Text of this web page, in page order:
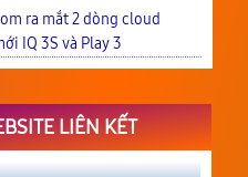
ra mắt 2 dòng cloud
IQ 3S và Play 3
LIÊN KẾT